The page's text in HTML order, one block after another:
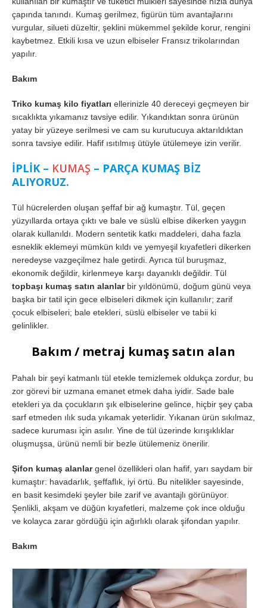
çapında tanındı. Kumaş gerilmez, figürün tüm avantajlarını
vurgular, silueti düzeltir, şeklini mükemmel şekilde korur, rengini
kaybetmez. Etkili kısa ve uzun elbiseler Fransız trikolarından
yapılır.
Bakım
Triko kumaş kilo fiyatları ellerinizle 40 dereceyi geçmeyen bir
sıcaklıkta yıkamanız tavsiye edilir. Yıkandıktan sonra ürünün
yatay bir yüzeye serilmesi ve cam su kurutucuya aktarıldıktan
sonra tavsiye edilir. Hafif ısıtılmış ütüyle ütülemeye izin verilir.
İPLİK – KUMAŞ – PARÇA KUMAŞ BİZ
ALIYORUZ.
Tül hücrelerden oluşan şeffaf bir ağ kumaştır. Tül, geçen
yüzyıllarda ortaya çıktı ve bale ve süslü elbise dikerken yaygın
olarak kullanıldı. Modern sentetik katkı maddeleri, daha fazla
esneklik eklemeyi mümkün kıldı ve yemyeşil kıyafetleri dikerken
neredeyse vazgeçilmez hale getirdi. Ayrıca tül buruşmaz,
ekonomik değildir, kirlenmeye karşı dayanıklı değildir. Tül
topbaşı kumaş satın alanlarbir yıldönümü, doğum günü veya
başka bir tatil için gece elbiseleri dikmek için kullanılır; zarif
çocuk elbiseleri; bale etekleri, süslü elbiseler ve tabii ki
gelinlikler.
Bakım / metraj kumaş satın alan
Pahalı bir şeyi katmanlı tül etekle temizlemek oldukça zordur, bu
zor görevi bir uzmana emanet etmek daha iyidir. Sade bale
etekleri ya da çocukların şık elbiselerine gelince, hiçbir şey çaba
sarf etmeden ılık suda yıkamak yeterlidir. Yıkanan ürün sıkılmaz,
sadece kuruması için asılır. Yine de tül üzerinde kırışıklıklar
oluşmuşsa, ürünü nemli bir bezle ütülemeniz önerilir.
Şifon kumaş alanlargenel özellikleri olan hafif, yarı saydam bir
kumaştır: havadarlık, şeffaflık, iyi örtü. Bu nitelikler sayesinde,
en basit kesimdeki şeyler bile zarif ve avantajlı görünüyor.
Şenlikli, akşam ve düğün kıyafetleri, malzeme çok ince olduğu
ve kolayca zarar gördüğü için ağırlıklı olarak şifondan yapılır.
Bakım